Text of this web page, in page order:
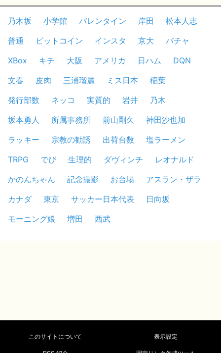
乃木坂 小学館 バレンタイン 岸田
松本人志
普通
ビットコイン インスタ 京大
バチャ
XBox
キチ 大阪 アメリカ 日ハム
DQN
文春
皮肉 三浦瑠麗 ミス日本
稲葉
発行部数
ネッコ 実質的 岩井
乃木
坂本勇人
所属事務所 前山剛久
神田沙也加
ラッキー
宗教の勧誘 出荷台数
塩ラーメン
TRPG
でび 生理的 ダヴィンチ
レオナルド
かのんちゃん
記念撮影 お台場
アスラン・ザラ
カナダ
東京 サッカー日本代表
日向坂
モーニング娘
増田 西武
このサイトについて 表示設定